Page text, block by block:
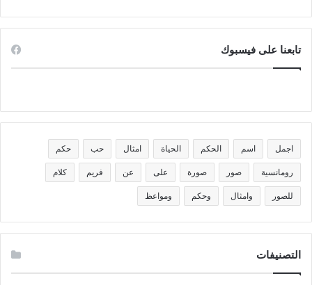
تابعنا على فيسبوك
اجمل اسم الحكم الحياة امثال حب حكم
رومانسية صور صورة على عن فريم كلام
للصور وامثال وحكم ومواعظ
التصنيفات